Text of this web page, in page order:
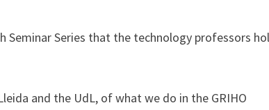
Seminar Series that the technology professors
and the UdL, of what we do in the GRIHO